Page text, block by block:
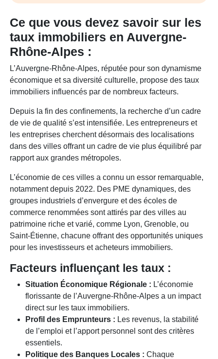
Ce que vous devez savoir sur les
taux immobiliers en Auvergne-
Rhône-Alpes :
L’Auvergne-Rhône-Alpes, réputée pour son dynamisme
économique et sa diversité culturelle, propose des taux
immobiliers influencés par de nombreux facteurs.
Depuis la fin des confinements, la recherche d’un cadre
de vie de qualité s’est intensifiée. Les entrepreneurs et
les entreprises cherchent désormais des localisations
dans des villes offrant un cadre de vie plus équilibré par
rapport aux grandes métropoles.
L’économie de ces villes a connu un essor remarquable,
notamment depuis 2022. Des PME dynamiques, des
groupes industriels d’envergure et des écoles de
commerce renommées sont attirés par des villes au
patrimoine riche et varié, comme Lyon, Grenoble, ou
Saint-Étienne, chacune offrant des opportunités uniques
pour les investisseurs et acheteurs immobiliers.
Facteurs influençant les taux :
Situation Économique Régionale : L’économie
florissante de l’Auvergne-Rhône-Alpes a un impact
direct sur les taux immobiliers.
Profil des Emprunteurs : Les revenus, la stabilité
de l’emploi et l’apport personnel sont des critères
essentiels.
Politique des Banques Locales : Chaque